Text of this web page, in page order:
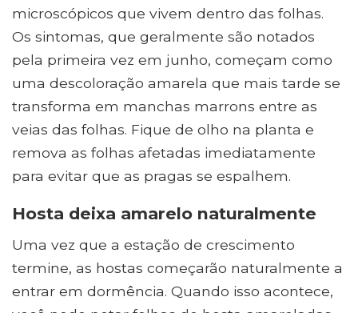
microscópicos que vivem dentro das folhas.
Os sintomas, que geralmente são notados
pela primeira vez em junho, começam como
uma descoloração amarela que mais tarde se
transforma em manchas marrons entre as
veias das folhas. Fique de olho na planta e
remova as folhas afetadas imediatamente
para evitar que as pragas se espalhem.
Hosta deixa amarelo naturalmente
Uma vez que a estação de crescimento
termine, as hostas começarão naturalmente a
entrar em dormência. Quando isso acontece,